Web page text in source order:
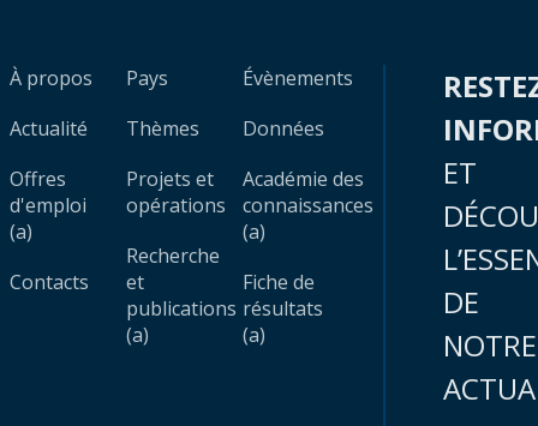
À propos
Actualité
Offres
d'emploi
(a)
Contacts
Pays
Thèmes
Projets et
opérations
Recherche
et
publications
(a)
Évènements
Données
Académie des
connaissances
(a)
Fiche de
résultats
(a)
ET
DE
NOTRE